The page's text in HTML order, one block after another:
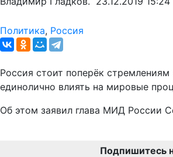
Политика, Россия
Россия стоит поперёк
единолично влиять на мировые
Об этом заявил глава МИД России
Подпишитесь